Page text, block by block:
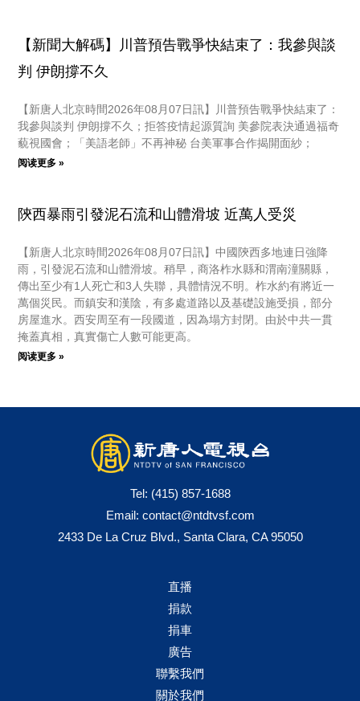
【新聞大解碼】川普預告戰爭快結束了：我參與談
判 伊朗撐不久
【新唐人北京時間2026年08月07日訊】川普預告戰爭快結束了：
我參與談判 伊朗撐不久；拒答疫情起源質詢 美參院表決通過福奇
藐視國會；「美語老師」不再神秘 台美軍事合作揭開面紗；
阅读更多 »
陝西暴雨引發泥石流和山體滑坡 近萬人受災
【新唐人北京時間2026年08月07日訊】中國陝西多地連日強降
雨，引發泥石流和山體滑坡。稍早，商洛柞水縣和渭南潼關縣，
傳出至少有1人死亡和3人失聯，具體情況不明。柞水約有將近一
萬個災民。而鎮安和漢陰，有多處道路以及基礎設施受損，部分
房屋進水。西安周至有一段國道，因為塌方封閉。由於中共一貫
掩蓋真相，真實傷亡人數可能更高。
阅读更多 »
Tel: (415) 857-1688
Email: contact@ntdtvsf.com
2433 De La Cruz Blvd., Santa Clara, CA 95050
直播
捐款
捐車
廣告
聯繫我們
關於我們